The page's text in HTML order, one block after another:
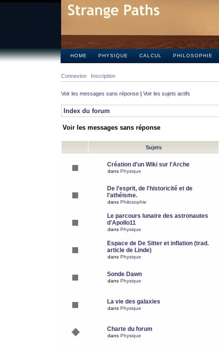
HOME PHYSIQUE CALCUL PHILOSOPHIE
Connexion Inscription
Voir les messages sans réponse | Voir les sujets actifs
Index du forum
Voir les messages sans réponse
Sujets
Création d'un Wiki sur l'Arche
dans Physique
De l'esprit, de l'historicité et de
l'athéisme.
dans Philosophie
Le parcours lunaire des astronautes
d'Apollo11
dans Physique
Espace de De Sitter et inflation (trad.
article de Linde)
dans Physique
Sonde Dawn
dans Physique
La vie des galaxies
dans Physique
Charte du forum
dans Physique